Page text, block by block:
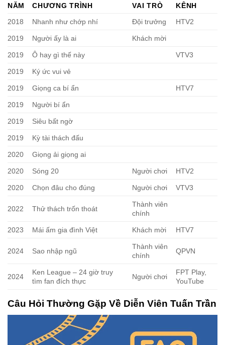
NĂM CHƯƠNG TRÌNH VAI TRÒ
KÊNH
2018
Nhanh như chớp nhí Đội trưởng HTV2
2019 Người ấy là ai Khách mời
2019 Ô hay gì thế này VTV3
2019 Ký ức vui vẻ
2019 Giọng ca bí ẩn HTV7
2019 Người bí ẩn
2019 Siêu bất ngờ
2019 Kỳ tài thách đấu
2020 Giọng ải giọng ai
2020 Sóng 20 Người chơi HTV2
2020 Chọn đâu cho đúng Người chơi VTV3
2022 Thử thách trốn thoát
Thành viên
chính
2023 Mái ấm gia đình Việt Khách mời HTV7
2024 Sao nhập ngũ
Thành viên
chính
QPVN
2024
Ken League – 24 giờ truy
tìm fan đích thực
Người chơi
FPT Play,
YouTube
Câu Hỏi Thường Gặp Về Diễn Viên Tuấn Trần